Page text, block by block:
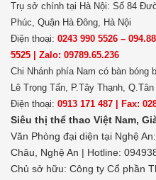
Trụ sở chính tại Hà Nội: Số 84
Phúc, Quận Hà Đông, Hà Nội
Điện thoại: 0243 990 5526 –
5525 | Zalo: 09789.65.236
Chi Nhánh phía Nam có bàn bóng
Lê Trọng Tấn, P.Tây Thạnh, Q.Tân
Điện thoại: 0913 171 487 | Fax:
Siêu thị thể thao Việt Nam,
Văn Phòng đại diện tại Nghệ
Châu, Nghệ An | Hotline:
Chủ sở hữu: Công ty Cổ phần